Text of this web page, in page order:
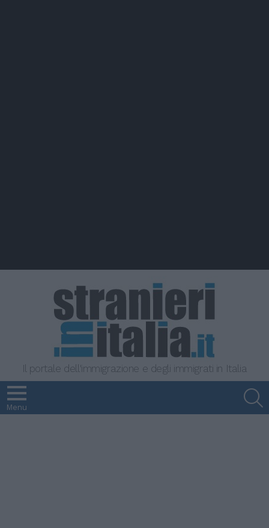
Il portale dell'immigrazione e degli immigrati in Italia
Menu